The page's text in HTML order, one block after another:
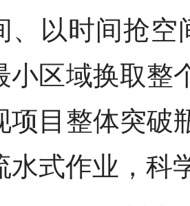
、以时间抢空
小区域换取整
项目整体突破
水式作业，科